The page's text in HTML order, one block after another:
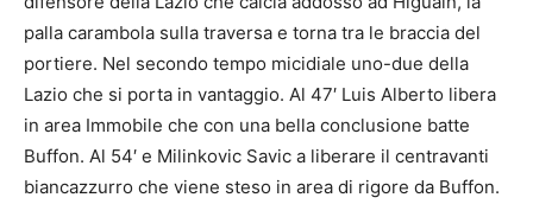
palla carambola sulla traversa e torna tra le braccia del
portiere. Nel secondo tempo micidiale uno-due della
Lazio che si porta in vantaggio. Al 47′ Luis Alberto libera
in area Immobile che con una bella conclusione batte
Buffon. Al 54′ e Milinkovic Savic a liberare il centravanti
biancazzurro che viene steso in area di rigore da Buffon.